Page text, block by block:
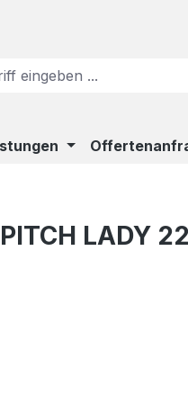
LADY